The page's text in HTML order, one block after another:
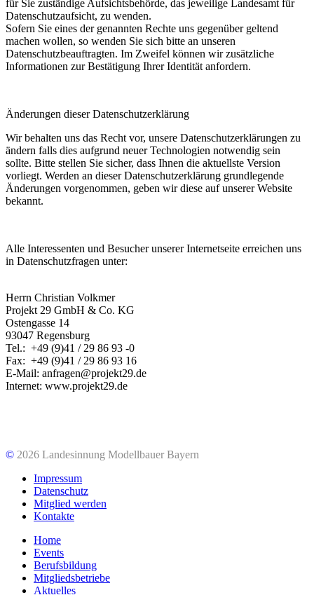
für Sie zuständige Aufsichtsbehörde, das jeweilige Landesamt für
Datenschutzaufsicht, zu wenden.
Sofern Sie eines der genannten Rechte uns gegenüber geltend
machen wollen, so wenden Sie sich bitte an unseren
Datenschutzbeauftragten. Im Zweifel können wir zusätzliche
Informationen zur Bestätigung Ihrer Identität anfordern.
Änderungen dieser Datenschutzerklärung
Wir behalten uns das Recht vor, unsere Datenschutzerklärungen zu
ändern falls dies aufgrund neuer Technologien notwendig sein
sollte. Bitte stellen Sie sicher, dass Ihnen die aktuellste Version
vorliegt. Werden an dieser Datenschutzerklärung grundlegende
Änderungen vorgenommen, geben wir diese auf unserer Website
bekannt.
Alle Interessenten und Besucher unserer Internetseite erreichen uns
in Datenschutzfragen unter:
Herrn Christian Volkmer
Projekt 29 GmbH & Co. KG
Ostengasse 14
93047 Regensburg
Tel.: +49 (9)41 / 29 86 93 -0
Fax: +49 (9)41 / 29 86 93 16
E-Mail: anfragen@projekt29.de
Internet: www.projekt29.de
© 2026 Landesinnung Modellbauer Bayern
Impressum
Datenschutz
Mitglied werden
Kontakte
Home
Events
Berufsbildung
Mitgliedsbetriebe
Aktuelles